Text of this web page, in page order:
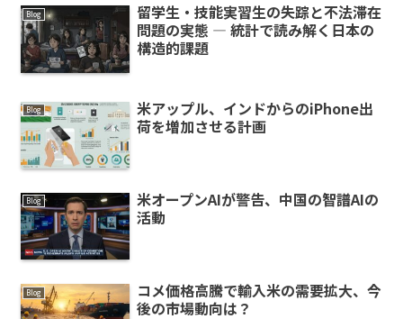
Blog
留学生・技能実習生の失踪と不法滞在
問題の実態 ― 統計で読み解く日本の
構造的課題
Blog
米アップル、インドからのiPhone出
荷を増加させる計画
Blog
米オープンAIが警告、中国の智譜AIの
活動
Blog
コメ価格高騰で輸入米の需要拡大、今
後の市場動向は？